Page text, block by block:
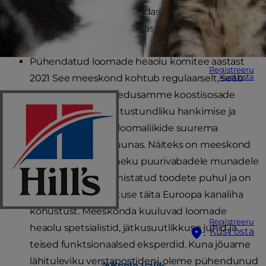
Registreeru
Kust osta
Registreeru
Kust osta
muid meetmeid, et toetada edasisi loomade heaoluga
seotud jõupingutusi, sealhulgas:
Pühendatud loomade heaolu komitee aastast
2021 See meeskond kohtub regulaarselt, seab
eesmärgid ja juhib edusamme koostisosade
läbipaistvuse, vastutustundliku hankimise ja
kõigi kasutatavate loomaliikide suurema
jätkusuutlikkuse suunas. Näiteks on meeskond
saavutanud ülemineku puurivabadele munadele
kõigi Euroopas valmistatud toodete puhul ja on
saavutanud kohustuse täita Euroopa kanaliha
kohustust. Meeskonda kuuluvad loomade
heaolu spetsialistid, jätkusuutlikkuse juhid ja
teised funktsionaalsed eksperdid. Kuna jõuame
lähituleviku verstapostideni, oleme pühendunud